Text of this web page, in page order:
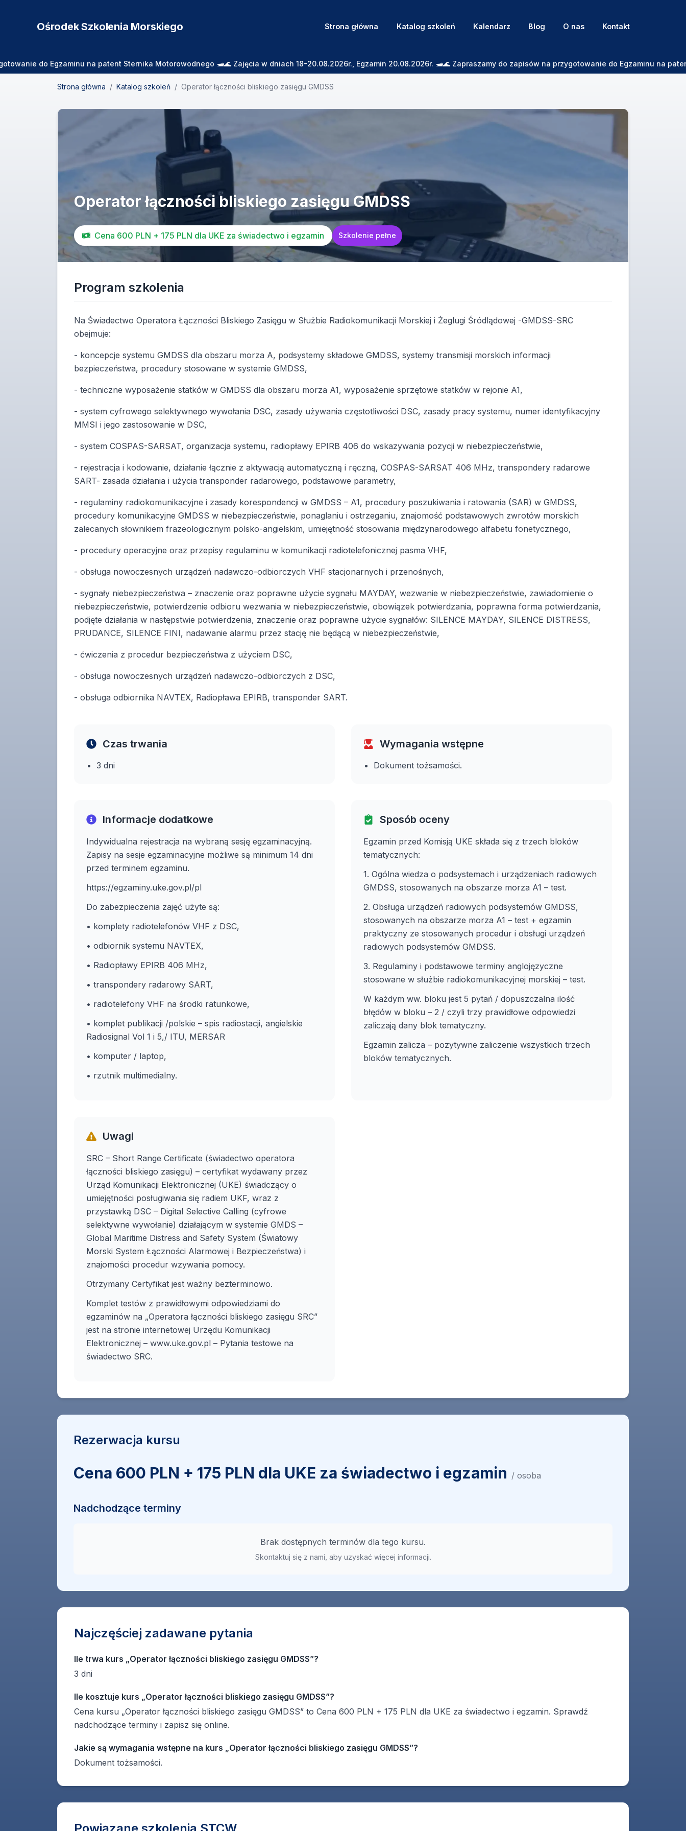
Ośrodek Szkolenia Morskiego Strona główna Katalog szkoleń Kalendarz Blog O nas Kontakt
do Egzaminu na patent Sternika Motorowodnego 🛥️🌊 Zajęcia w dniach 18-20.08.2026r., Egzamin 20.08.2026r. 🛥️🌊 Zapraszamy do zapisów na przygotowanie do Egzaminu na
Strona główna / Katalog szkoleń / Operator łączności bliskiego zasięgu GMDSS
Operator łączności bliskiego zasięgu GMDSS
Cena 600 PLN + 175 PLN dla UKE za świadectwo i egzamin Szkolenie pełne
Program szkolenia
Na Świadectwo Operatora Łączności Bliskiego Zasięgu w Służbie Radiokomunikacji Morskiej i Żeglugi Śródlądowej -GMDSS-SRC
obejmuje:
- koncepcje systemu GMDSS dla obszaru morza A, podsystemy składowe GMDSS, systemy transmisji morskich informacji
bezpieczeństwa, procedury stosowane w systemie GMDSS,
- techniczne wyposażenie statków w GMDSS dla obszaru morza A1, wyposażenie sprzętowe statków w rejonie A1,
- system cyfrowego selektywnego wywołania DSC, zasady używania częstotliwości DSC, zasady pracy systemu, numer identyfikacyjny
MMSI i jego zastosowanie w DSC,
- system COSPAS-SARSAT, organizacja systemu, radiopławy EPIRB 406 do wskazywania pozycji w niebezpieczeństwie,
- rejestracja i kodowanie, działanie łącznie z aktywacją automatyczną i ręczną, COSPAS-SARSAT 406 MHz, transpondery radarowe
SART- zasada działania i użycia transponder radarowego, podstawowe parametry,
- regulaminy radiokomunikacyjne i zasady korespondencji w GMDSS – A1, procedury poszukiwania i ratowania (SAR) w GMDSS,
procedury komunikacyjne GMDSS w niebezpieczeństwie, ponaglaniu i ostrzeganiu, znajomość podstawowych zwrotów morskich
zalecanych słownikiem frazeologicznym polsko-angielskim, umiejętność stosowania międzynarodowego alfabetu fonetycznego,
- procedury operacyjne oraz przepisy regulaminu w komunikacji radiotelefonicznej pasma VHF,
- obsługa nowoczesnych urządzeń nadawczo-odbiorczych VHF stacjonarnych i przenośnych,
- sygnały niebezpieczeństwa – znaczenie oraz poprawne użycie sygnału MAYDAY, wezwanie w niebezpieczeństwie, zawiadomienie o
niebezpieczeństwie, potwierdzenie odbioru wezwania w niebezpieczeństwie, obowiązek potwierdzania, poprawna forma potwierdzania,
podjęte działania w następstwie potwierdzenia, znaczenie oraz poprawne użycie sygnałów: SILENCE MAYDAY, SILENCE DISTRESS,
PRUDANCE, SILENCE FINI, nadawanie alarmu przez stację nie będącą w niebezpieczeństwie,
- ćwiczenia z procedur bezpieczeństwa z użyciem DSC,
- obsługa nowoczesnych urządzeń nadawczo-odbiorczych z DSC,
- obsługa odbiornika NAVTEX, Radiopława EPIRB, transponder SART.
Czas trwania
3 dni
Wymagania wstępne
Dokument tożsamości.
Informacje dodatkowe
Indywidualna rejestracja na wybraną sesję egzaminacyjną.
Zapisy na sesje egzaminacyjne możliwe są minimum 14 dni
przed terminem egzaminu.
https://egzaminy.uke.gov.pl/pl
Do zabezpieczenia zajęć użyte są:
• komplety radiotelefonów VHF z DSC,
• odbiornik systemu NAVTEX,
• Radiopławy EPIRB 406 MHz,
• transpondery radarowy SART,
• radiotelefony VHF na środki ratunkowe,
• komplet publikacji /polskie – spis radiostacji, angielskie
Radiosignal Vol 1 i 5,/ ITU, MERSAR
• komputer / laptop,
• rzutnik multimedialny.
Sposób oceny
Egzamin przed Komisją UKE składa się z trzech bloków
tematycznych:
1. Ogólna wiedza o podsystemach i urządzeniach radiowych
GMDSS, stosowanych na obszarze morza A1 – test.
2. Obsługa urządzeń radiowych podsystemów GMDSS,
stosowanych na obszarze morza A1 – test + egzamin
praktyczny ze stosowanych procedur i obsługi urządzeń
radiowych podsystemów GMDSS.
3. Regulaminy i podstawowe terminy anglojęzyczne
stosowane w służbie radiokomunikacyjnej morskiej – test.
W każdym ww. bloku jest 5 pytań / dopuszczalna ilość
błędów w bloku – 2 / czyli trzy prawidłowe odpowiedzi
zaliczają dany blok tematyczny.
Egzamin zalicza – pozytywne zaliczenie wszystkich trzech
bloków tematycznych.
Uwagi
SRC – Short Range Certificate (świadectwo operatora
łączności bliskiego zasięgu) – certyfikat wydawany przez
Urząd Komunikacji Elektronicznej (UKE) świadczący o
umiejętności posługiwania się radiem UKF, wraz z
przystawką DSC – Digital Selective Calling (cyfrowe
selektywne wywołanie) działającym w systemie GMDS –
Global Maritime Distress and Safety System (Światowy
Morski System Łączności Alarmowej i Bezpieczeństwa) i
znajomości procedur wzywania pomocy.
Otrzymany Certyfikat jest ważny bezterminowo.
Komplet testów z prawidłowymi odpowiedziami do
egzaminów na „Operatora łączności bliskiego zasięgu SRC”
jest na stronie internetowej Urzędu Komunikacji
Elektronicznej – www.uke.gov.pl – Pytania testowe na
świadectwo SRC.
Rezerwacja kursu
Cena 600 PLN + 175 PLN dla UKE za świadectwo i egzamin / osoba
Nadchodzące terminy
Brak dostępnych terminów dla tego kursu.
Skontaktuj się z nami, aby uzyskać więcej informacji.
Najczęściej zadawane pytania
Ile trwa kurs „Operator łączności bliskiego zasięgu GMDSS”?
3 dni
Ile kosztuje kurs „Operator łączności bliskiego zasięgu GMDSS”?
Cena kursu „Operator łączności bliskiego zasięgu GMDSS” to Cena 600 PLN + 175 PLN dla UKE za świadectwo i egzamin. Sprawdź
nadchodzące terminy i zapisz się online.
Jakie są wymagania wstępne na kurs „Operator łączności bliskiego zasięgu GMDSS”?
Dokument tożsamości.